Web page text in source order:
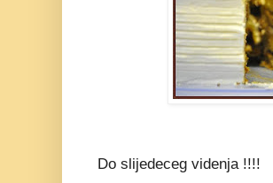
Do slijedeceg videnja !!!!